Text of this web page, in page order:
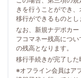
きを行うことができ
移行ができるものとし
なお、新規ナデポカ
フコマネー残高につ
の残高となります。
移行手続きが完了した
※オフライン会員はア